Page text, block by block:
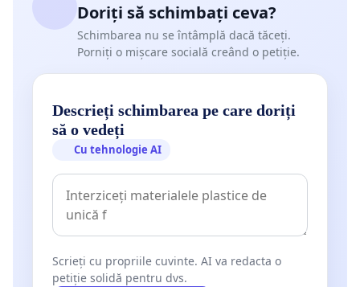
Doriți să schimbați ceva?
Schimbarea nu se întâmplă dacă tăceți.
Porniți o mișcare socială creând o petiție.
Descrieți schimbarea pe care doriți
să o vedeți
Cu tehnologie AI
Scrieți cu propriile cuvinte. AI va redacta o
petiție solidă pentru dvs.